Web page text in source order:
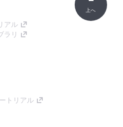
アル
ラリ
トリアル
上へ